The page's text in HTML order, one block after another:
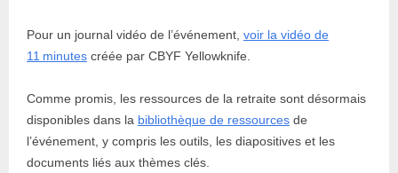
Pour un journal vidéo de l’événement, voir la vidéo de
11 minutes créée par CBYF Yellowknife.
Comme promis, les ressources de la retraite sont désormais
disponibles dans la bibliothèque de ressources de
l’événement, y compris les outils, les diapositives et les
documents liés aux thèmes clés.